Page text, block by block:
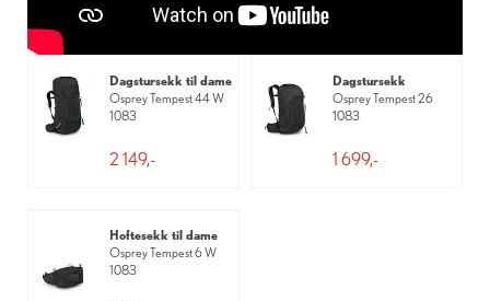
Dagstursekk til dame
Osprey Tempest 44 W
1083
2 149,-
Dagstursekk
Osprey Tempest 26
1083
1 699,-
Hoftesekk til dame
Osprey Tempest 6 W
1083